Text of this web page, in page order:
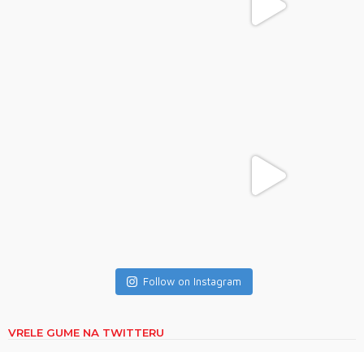
Follow on Instagram
VRELE GUME NA TWITTERU